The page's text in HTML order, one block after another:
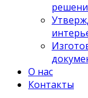
О нас
Контакты